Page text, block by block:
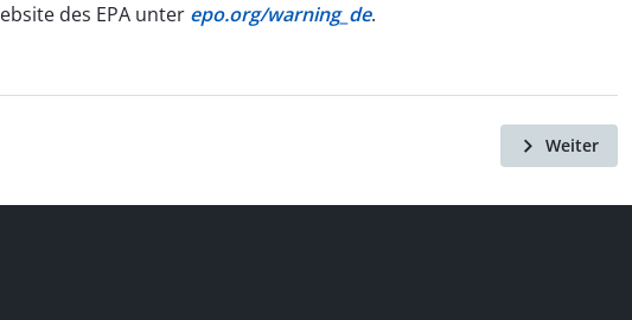
des EPA unter epo.org/warning_de.
Weiter